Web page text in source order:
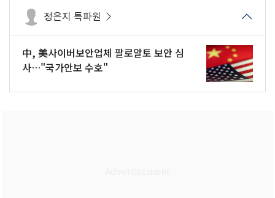
정은지 특파원
中, 美사이버보안업체 팔로알토 보안 심
사…"국가안보 수호"